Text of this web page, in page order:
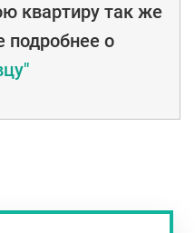
квартиру так же
подробнее о